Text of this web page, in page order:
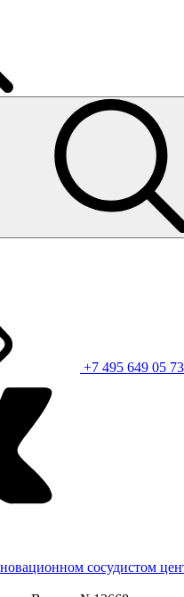
+7 495 649 05 73
сосудистом